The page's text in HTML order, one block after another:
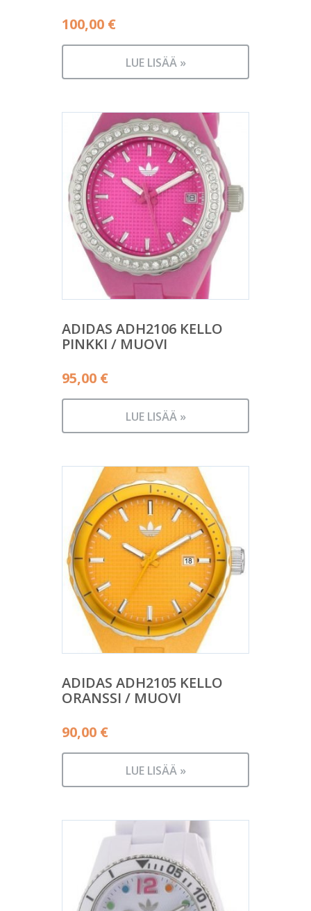
100,00 €
LUE LISÄÄ »
ADIDAS ADH2106 KELLO
PINKKI / MUOVI
95,00 €
LUE LISÄÄ »
ADIDAS ADH2105 KELLO
ORANSSI / MUOVI
90,00 €
LUE LISÄÄ »